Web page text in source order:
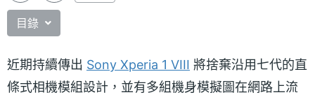
目錄
近期持續傳出 Sony Xperia 1 VIII 將捨棄沿用七代的直
條式相機模組設計，並有多組機身模擬圖在網路上流